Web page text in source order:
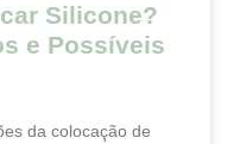
Silicone?
e Possíveis
da colocação de